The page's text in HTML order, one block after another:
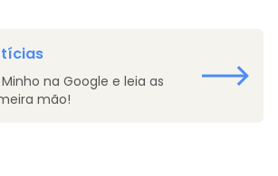
na Google e leia as
mão!